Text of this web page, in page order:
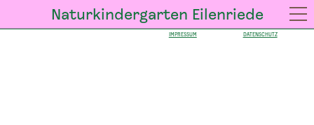
Naturkindergarten Eilenriede
IMPRESSUM DATENSCHUTZ